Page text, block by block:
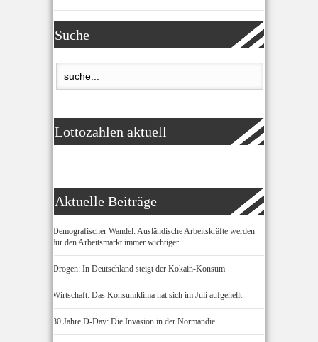
Suche
Lottozahlen aktuell
Aktuelle Beiträge
Demografischer Wandel: Ausländische Arbeitskräfte werden
für den Arbeitsmarkt immer wichtiger
Drogen: In Deutschland steigt der Kokain-Konsum
Wirtschaft: Das Konsumklima hat sich im Juli aufgehellt
80 Jahre D-Day: Die Invasion in der Normandie